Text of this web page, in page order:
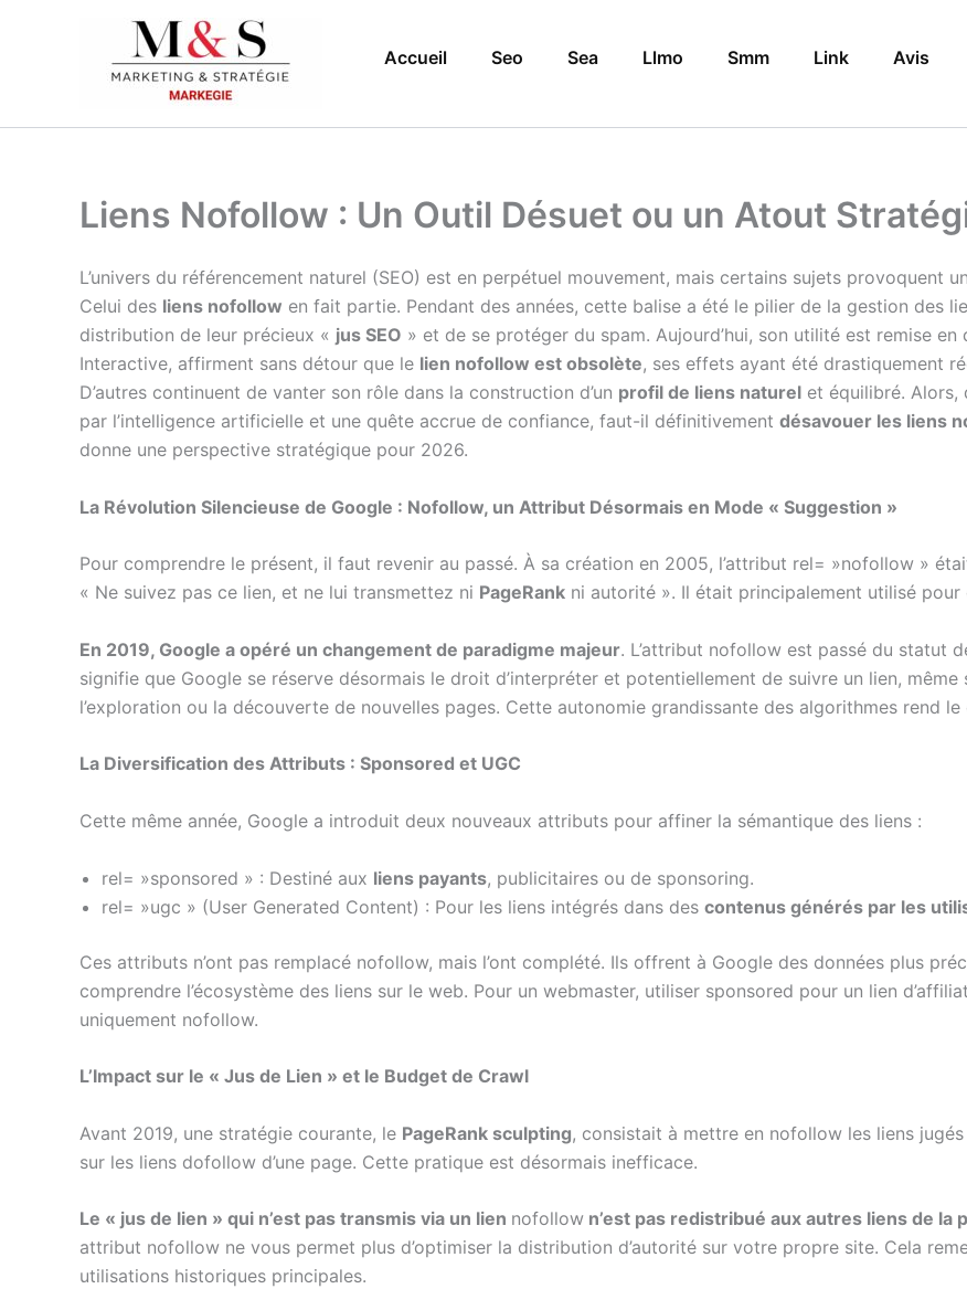
Accueil Seo Sea Llmo Smm Link Avis
Liens Nofollow : Un Outil Désuet ou un Atout
L’univers du référencement naturel (SEO) est en perpétuel mouvement, mais certains sujets provoquent
Celui des liens nofollow en fait partie. Pendant des années, cette balise a été le pilier de la gestion des
distribution de leur précieux « jus SEO » et de se protéger du spam. Aujourd’hui, son utilité est remise
Interactive, affirment sans détour que le lien nofollow est obsolète, ses effets ayant été drastiquement
D’autres continuent de vanter son rôle dans la construction d’un profil de liens naturel et équilibré. Alors,
par l’intelligence artificielle et une quête accrue de confiance, faut-il définitivement désavouer les liens
donne une perspective stratégique pour 2026.
La Révolution Silencieuse de Google : Nofollow, un Attribut Désormais en Mode « Suggestion »
Pour comprendre le présent, il faut revenir au passé. À sa création en 2005, l’attribut rel= »nofollow »
« Ne suivez pas ce lien, et ne lui transmettez ni PageRank ni autorité ». Il était principalement utilisé
En 2019, Google a opéré un changement de paradigme majeur. L’attribut nofollow est passé du statut
signifie que Google se réserve désormais le droit d’interpréter et potentiellement de suivre un lien,
l’exploration ou la découverte de nouvelles pages. Cette autonomie grandissante des algorithmes rend
La Diversification des Attributs : Sponsored et UGC
Cette même année, Google a introduit deux nouveaux attributs pour affiner la sémantique des liens :
rel= »sponsored » : Destiné aux liens payants, publicitaires ou de sponsoring.
rel= »ugc » (User Generated Content) : Pour les liens intégrés dans des contenus générés par les
Ces attributs n’ont pas remplacé nofollow, mais l’ont complété. Ils offrent à Google des données plus
comprendre l’écosystème des liens sur le web. Pour un webmaster, utiliser sponsored pour un lien
uniquement nofollow.
L’Impact sur le « Jus de Lien » et le Budget de Crawl
Avant 2019, une stratégie courante, le PageRank sculpting, consistait à mettre en nofollow les liens
sur les liens dofollow d’une page. Cette pratique est désormais inefficace.
Le « jus de lien » qui n’est pas transmis via un lien nofollow n’est pas redistribué aux autres liens de la
attribut nofollow ne vous permet plus d’optimiser la distribution d’autorité sur votre propre site. Cela
utilisations historiques principales.